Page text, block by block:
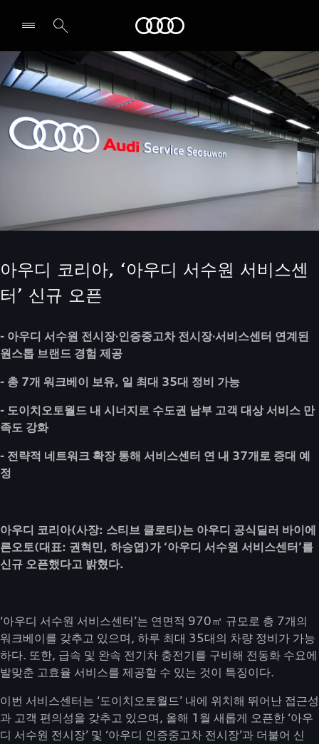
전시장/AS센터 찾기
아우디 코리아, ‘아우디 서수원 서비스센
터’ 신규 오픈
- 아우디 서수원 전시장∙인증중고차 전시장∙서비스센터 연계된
원스톱 브랜드 경험 제공
- 총 7개 워크베이 보유, 일 최대 35대 정비 가능
- 도이치오토월드 내 시너지로 수도권 남부 고객 대상 서비스 만
족도 강화
- 전략적 네트워크 확장 통해 서비스센터 연 내 37개로 증대 예
정
아우디 코리아(사장: 스티브 클로티)는 아우디 공식딜러 바이에
른오토(대표: 권혁민, 하승엽)가 ‘아우디 서수원 서비스센터’를
신규 오픈했다고 밝혔다.
‘아우디 서수원 서비스센터’는 연면적 970㎡ 규모로 총 7개의
워크베이를 갖추고 있으며, 하루 최대 35대의 차량 정비가 가능
하다. 또한, 급속 및 완속 전기차 충전기를 구비해 전동화 수요에
발맞춘 고효율 서비스를 제공할 수 있는 것이 특징이다.
이번 서비스센터는 ‘도이치오토월드’ 내에 위치해 뛰어난 접근성
과 고객 편의성을 갖추고 있으며, 올해 1월 새롭게 오픈한 ‘아우
디 서수원 전시장’ 및 ‘아우디 인증중고차 전시장’과 더불어 신